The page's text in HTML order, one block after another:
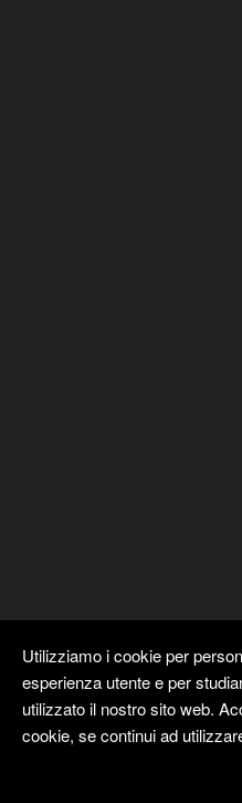
Kyuubi Cloud
Utilizziamo i cookie per
esperienza utente e per
utilizzato il nostro sito web.
cookie, se continui ad